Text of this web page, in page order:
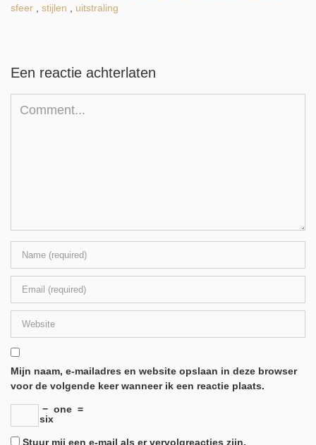
sfeer
stijlen uitstraling
Een reactie achterlaten
Mijn naam, e-mailadres en website opslaan in deze browser
voor de volgende keer wanneer ik een reactie plaats.
− one =
six
Stuur mij een e-mail als er vervolgreacties zijn.